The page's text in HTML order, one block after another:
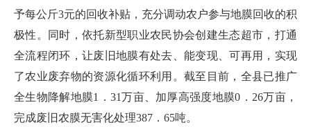
予每公斤3元的回收补贴，充分调动农户参与地膜回收的积
极性。同时，依托新型职业农民协会创建生态超市，打通
全流程闭环，让废旧地膜有处去、能变现、可再用，实现
了农业废弃物的资源化循环利用。截至目前，全县已推广
全生物降解地膜1．31万亩、加厚高强度地膜0．26万亩，
完成废旧农膜无害化处理387．65吨。